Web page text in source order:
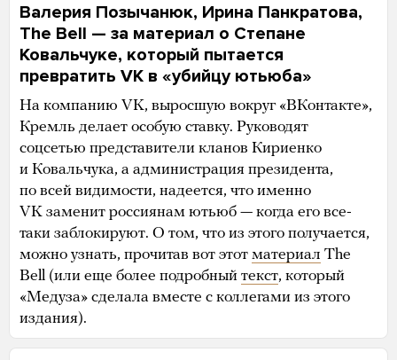
Валерия Позычанюк, Ирина Панкратова,
The Bell — за материал о Степане
Ковальчуке, который пытается
превратить VK в «убийцу ютьюба»
На компанию VK, выросшую вокруг «ВКонтакте»,
Кремль делает особую ставку. Руководят
соцсетью представители кланов Кириенко
и Ковальчука, а администрация президента,
по всей видимости, надеется, что именно
VK заменит россиянам ютьюб — когда его все-
таки заблокируют. О том, что из этого получается,
можно узнать, прочитав вот этот материал The
Bell (или еще более подробный текст, который
«Медуза» сделала вместе с коллегами из этого
издания).